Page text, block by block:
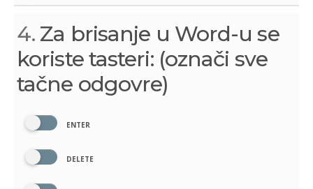
4. Za brisanje u Word-u se
koriste tasteri: (označi sve
tačne odgovre)
ENTER
DELETE